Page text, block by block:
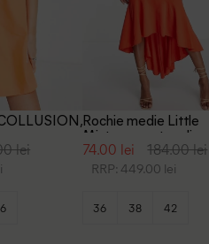
lei
Rochie medie Little
Mistress, portocaliu
74.00 lei 184.00 lei
RRP: 449.00 lei
36 38 42